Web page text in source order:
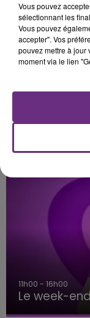
A
11h00 - 16h00
Le week-
Vous pouvez
sélectionnant les
Vous pouvez
accepter". Vos
pouvez mettre à jour
moment via le lien